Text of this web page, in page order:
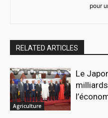
pour
RELATED ARTICLES
Agriculture
Le